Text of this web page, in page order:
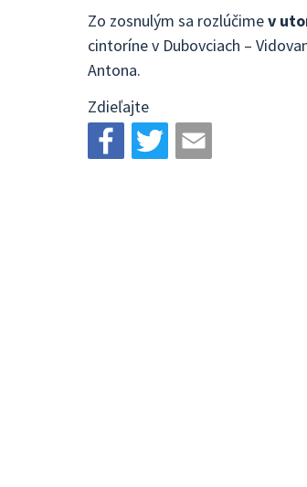
Zo zosnulým sa rozlúčimev
cintoríne v Dubovciach –
Antona.
Zdieľajte